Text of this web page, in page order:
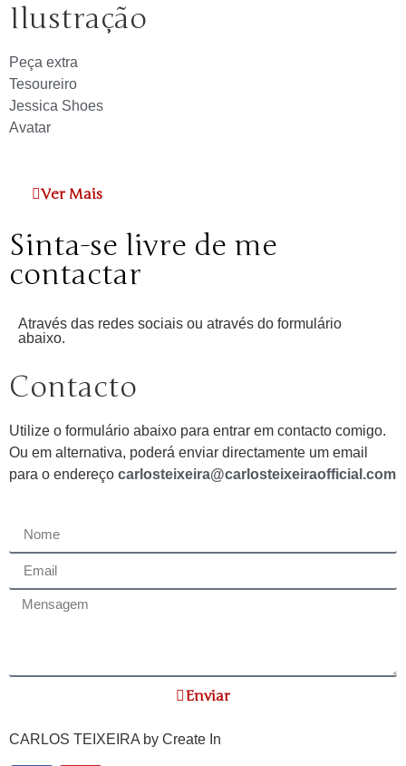
Ilustração
Peça extra
Tesoureiro
Jessica Shoes
Avatar
Ver Mais
Sinta-se livre de me
contactar
Através das redes sociais ou através do formulário
abaixo.
Contacto
Utilize o formulário abaixo para entrar em contacto comigo.
Ou em alternativa, poderá enviar directamente um email
para o endereço carlosteixeira@carlosteixeiraofficial.com
Enviar
CARLOS TEIXEIRA by Create In